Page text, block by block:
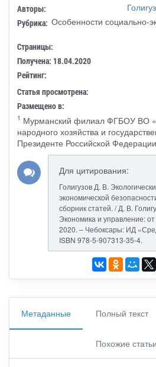
Авторы:
Рубрика: Особенности социально-
Страницы:
Получена: 18.04.2020
Рейтинг:
Статья просмотрена:
Размещено в:
1 Мурманский филиал ФГБОУ ВО
народного хозяйства и
Президенте Российской
Для цитирования:
Голигузов Д. В.
экономической
сборник статей. / Д. В.
Экономика и управление:
2020. – Чебоксары: ИД
ISBN 978-5-907313-35-4.
Метаданные Полный текст
Похожие статьи